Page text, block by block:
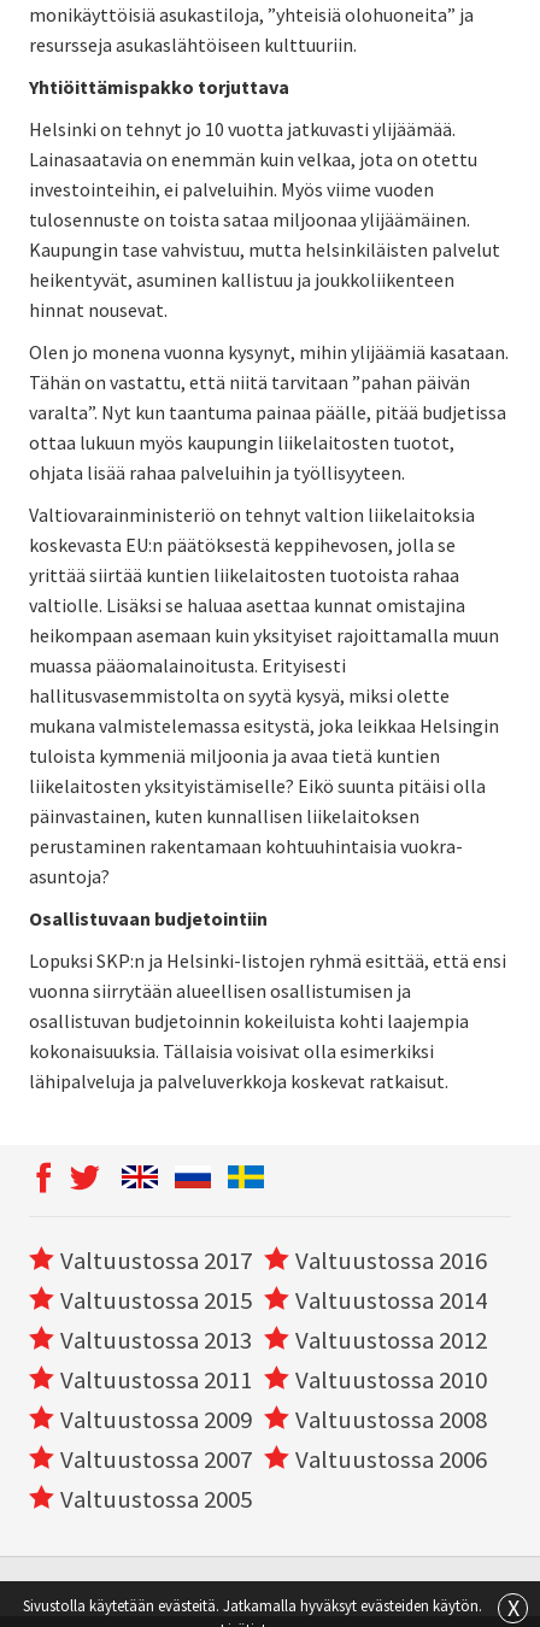
monikäyttöisiä asukastiloja, ”yhteisiä olohuoneita” ja
resursseja asukaslähtöiseen kulttuuriin.
Yhtiöittämispakko torjuttava
Helsinki on tehnyt jo 10 vuotta jatkuvasti ylijäämää.
Lainasaatavia on enemmän kuin velkaa, jota on otettu
investointeihin, ei palveluihin. Myös viime vuoden
tulosennuste on toista sataa miljoonaa ylijäämäinen.
Kaupungin tase vahvistuu, mutta helsinkiläisten palvelut
heikentyvät, asuminen kallistuu ja joukkoliikenteen
hinnat nousevat.
Olen jo monena vuonna kysynyt, mihin ylijäämiä kasataan.
Tähän on vastattu, että niitä tarvitaan ”pahan päivän
varalta”. Nyt kun taantuma painaa päälle, pitää budjetissa
ottaa lukuun myös kaupungin liikelaitosten tuotot,
ohjata lisää rahaa palveluihin ja työllisyyteen.
Valtiovarainministeriö on tehnyt valtion liikelaitoksia
koskevasta EU:n päätöksestä keppihevosen, jolla se
yrittää siirtää kuntien liikelaitosten tuotoista rahaa
valtiolle. Lisäksi se haluaa asettaa kunnat omistajina
heikompaan asemaan kuin yksityiset rajoittamalla muun
muassa pääomalainoitusta. Erityisesti
hallitusvasemmistolta on syytä kysyä, miksi olette
mukana valmistelemassa esitystä, joka leikkaa Helsingin
tuloista kymmeniä miljoonia ja avaa tietä kuntien
liikelaitosten yksityistämiselle? Eikö suunta pitäisi olla
päinvastainen, kuten kunnallisen liikelaitoksen
perustaminen rakentamaan kohtuuhintaisia vuokra-
asuntoja?
Osallistuvaan budjetointiin
Lopuksi SKP:n ja Helsinki-listojen ryhmä esittää, että ensi
vuonna siirrytään alueellisen osallistumisen ja
osallistuvan budjetoinnin kokeiluista kohti laajempia
kokonaisuuksia. Tällaisia voisivat olla esimerkiksi
lähipalveluja ja palveluverkkoja koskevat ratkaisut.
Valtuustossa 2017
Valtuustossa 2016
Valtuustossa 2015
Valtuustossa 2014
Valtuustossa 2013
Valtuustossa 2012
Valtuustossa 2011
Valtuustossa 2010
Valtuustossa 2009
Valtuustossa 2008
Valtuustossa 2007
Valtuustossa 2006
Valtuustossa 2005
Sivustolla käytetään evästeitä. Jatkamalla hyväksyt evästeiden käytön.
X